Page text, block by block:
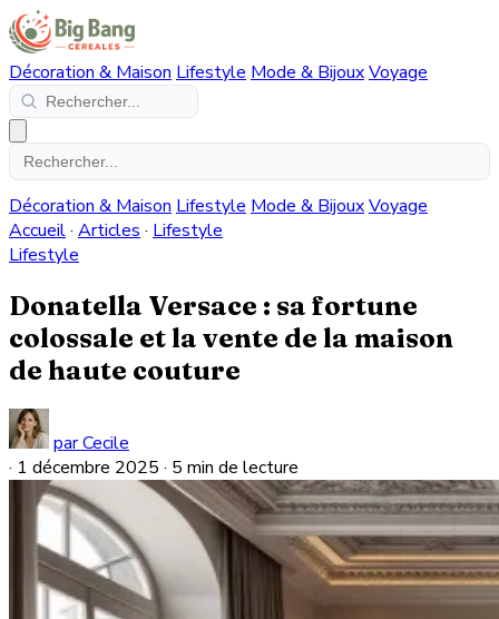
Décoration & Maison Lifestyle Mode & BijouxVoyage
Décoration & Maison Lifestyle Mode & BijouxVoyage
Accueil· Articles · Lifestyle
Lifestyle
Donatella Versace : sa fortune
colossale et la vente de la maison
de haute couture
par Cecile
· 1 décembre 2025 · 5 min de lecture